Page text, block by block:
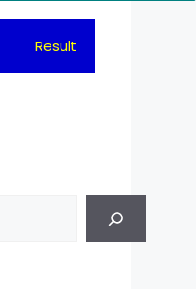
Result